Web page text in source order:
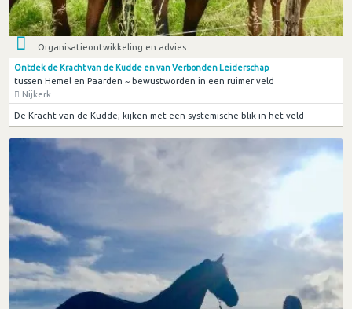
Organisatieontwikkeling en advies
Ontdek de Kracht van de Kudde en van Verbonden Leiderschap
tussen Hemel en Paarden ~ bewustworden in een ruimer veld
Nijkerk
De Kracht van de Kudde; kijken met een systemische blik in het veld